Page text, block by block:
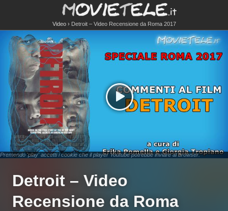
Video Detroit – Video Recensione da Roma 2017
Premendo 'play' accetti i cookie che il player Youtube potrebbe inviare al browser.
Detroit – Video
Recensione da Roma